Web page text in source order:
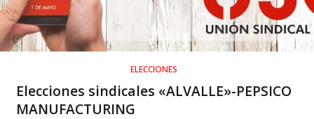
ELECCIONES
Elecciones sindicales «ALVALLE»-PEPSICO
MANUFACTURING